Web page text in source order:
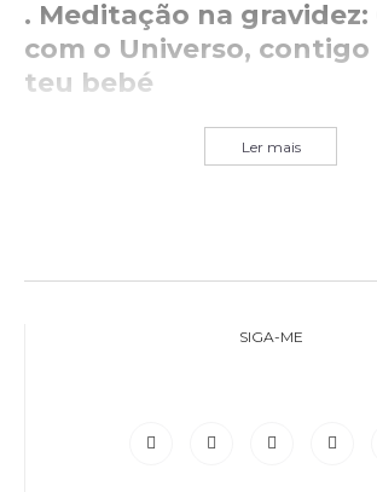
. Meditação na gravidez:
com o Universo, contigo
teu bebé
Ler mais
SIGA-ME